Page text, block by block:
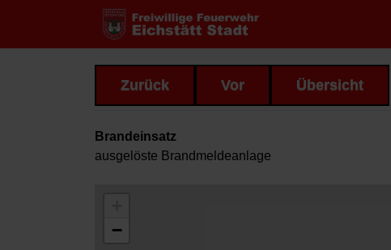
Zurück Vor Übersicht
Brandeinsatz
ausgelöste Brandmeldeanlage
−